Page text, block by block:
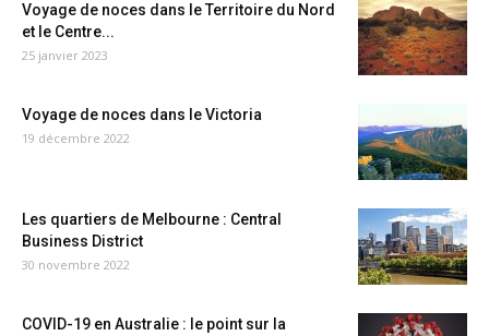
Voyage de noces dans le Territoire du Nord
et le Centre...
25 janvier 2023
Voyage de noces dans le Victoria
19 décembre 2022
Les quartiers de Melbourne : Central
Business District
30 novembre 2022
COVID-19 en Australie : le point sur la